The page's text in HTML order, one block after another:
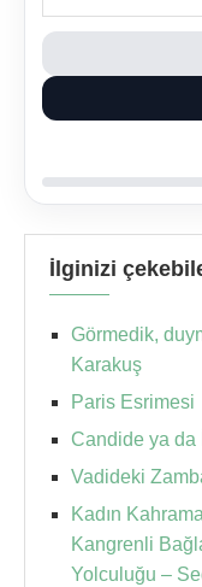
İlginizi
Görmedik,
Karakuş
Paris Esrimesi
Candide ya da
Vadideki
Kadın
Kangrenli
Yolculuğu –